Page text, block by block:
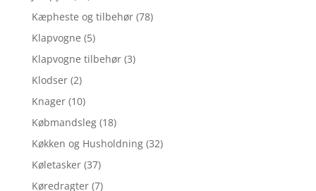
Kæpheste og tilbehør (78)
Klapvogne (5)
Klapvogne tilbehør (3)
Klodser (2)
Knager (10)
Købmandsleg (18)
Køkken og Husholdning (32)
Køletasker (37)
Køredragter (7)